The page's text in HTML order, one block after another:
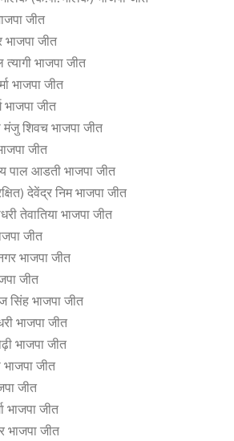
जीत
भाजपा जीत
भाजपा जीत
भाजपा जीत
भाजपा जीत
मंजु शिवच भाजपा जीत
जीत
पाल आडती भाजपा जीत
देवेंद्र निम भाजपा जीत
तेवातिया भाजपा जीत
जीत
भाजपा जीत
जीत
सिंह भाजपा जीत
भाजपा जीत
भाजपा जीत
जीत
जीत
भाजपा जीत
भाजपा जीत